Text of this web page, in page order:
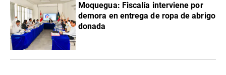
Moquegua: Fiscalía interviene por
demora en entrega de ropa de abrigo
donada